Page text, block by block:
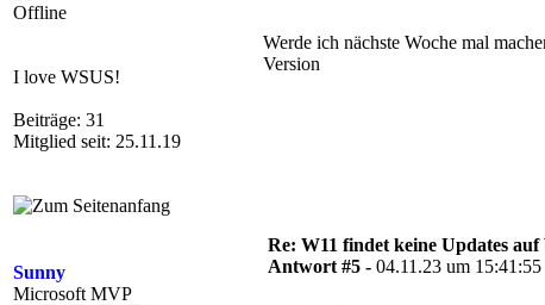
Offline
I love WSUS!
Beiträge: 31
Mitglied seit: 25.11.19
Werde ich nächste Woche mal
Version
Sunny
Microsoft MVP
Re: W11 findet keine Updates auf
Antwort #5 - 04.11.23 um 15:41:55